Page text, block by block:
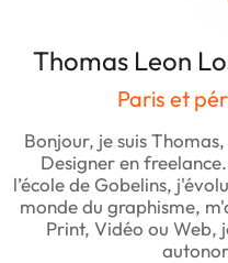
Thomas Leon
Paris et
Bonjour, je suis
Designer en
l’école de Gobelins,
monde du graphisme,
Print, Vidéo ou Web,